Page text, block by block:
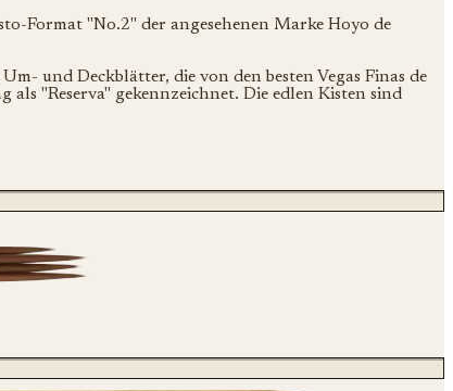
Format "No.2" der angesehenen Marke Hoyo de
und Deckblätter, die von den besten Vegas Finas de
"Reserva" gekennzeichnet. Die edlen Kisten sind